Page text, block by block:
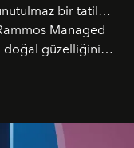
bir tatil…
Managed
doğal güzelliğini